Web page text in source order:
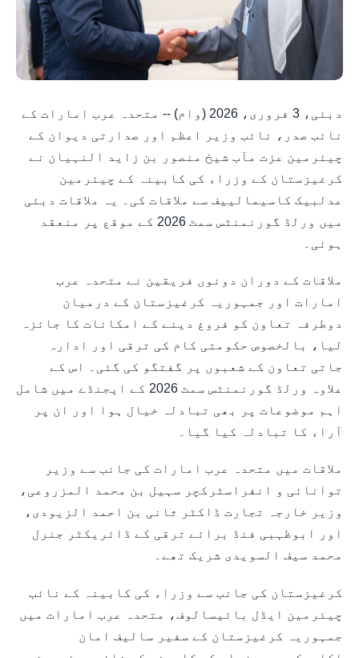
دبئی، 3 فروری، 2026 (وام) -- متحدہ عرب امارات کے
نائب صدر، نائب وزیر اعظم اور صدارتی دیوان کے
چیئرمین عزت مآب شیخ منصور بن زاید النہیان نے
کرغیزستان کے وزراء کی کابینہ کے چیئرمین
عدلبیک کاسیمالییف سے ملاقات کی۔ یہ ملاقات دبئی
میں ورلڈ گورنمنٹس سمٹ 2026 کے موقع پر منعقد
ہوئی۔
ملاقات کے دوران دونوں فریقین نے متحدہ عرب
امارات اور جمہوریہ کرغیزستان کے درمیان
دوطرفہ تعاون کو فروغ دینے کے امکانات کا جائزہ
لیا، بالخصوص حکومتی کام کی ترقی اور ادارہ
جاتی تعاون کے شعبوں پر گفتگو کی گئی۔ اس کے
علاوہ ورلڈ گورنمنٹس سمٹ 2026 کے ایجنڈے میں شامل
اہم موضوعات پر بھی تبادلہ خیال ہوا اور ان پر
آراء کا تبادلہ کیا گیا۔
ملاقات میں متحدہ عرب امارات کی جانب سے وزیر
توانائی و انفراسٹرکچر سہیل بن محمد المزروعی،
وزیر خارجہ تجارت ڈاکٹر ثانی بن احمد الزیودی،
اور ابوظہبی فنڈ برائے ترقی کے ڈائریکٹر جنرل
محمد سیف السویدی شریک تھے۔
کرغیزستان کی جانب سے وزراء کی کابینہ کے نائب
چیئرمین ایڈل بائیسالوف، متحدہ عرب امارات میں
جمہوریہ کرغیزستان کے سفیر سالیف امان